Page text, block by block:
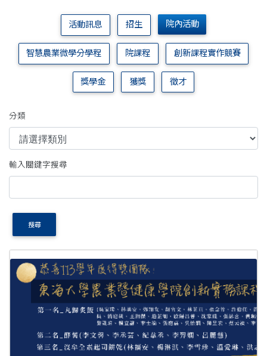
活動訊息 招生 院內活動
智慧農業微學分學程 院課程 創新課程實作競賽
獎學金 獲獎 徵才
分類
輸入關鍵字搜尋
搜尋